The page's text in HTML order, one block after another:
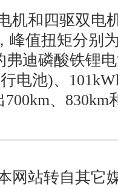
机和四驱双电
峰值扭矩分别
弗迪磷酸铁锂
电池)、
、830km
网站转自其它